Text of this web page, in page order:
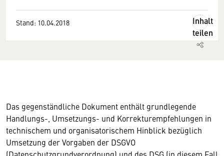
Stand: 10.04.2018
Inhalt
teilen
Das gegenständliche Dokument enthält grundlegende
Handlungs-, Umsetzungs- und Korrekturempfehlungen in
technischem und organisatorischem Hinblick bezüglich
Umsetzung der Vorgaben der DSGVO